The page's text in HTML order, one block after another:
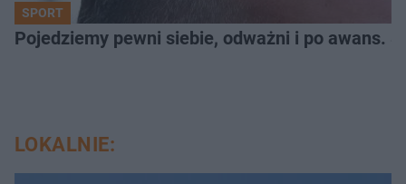
SPORT
Pojedziemy pewni siebie, odważni i po awans.
LOKALNIE: